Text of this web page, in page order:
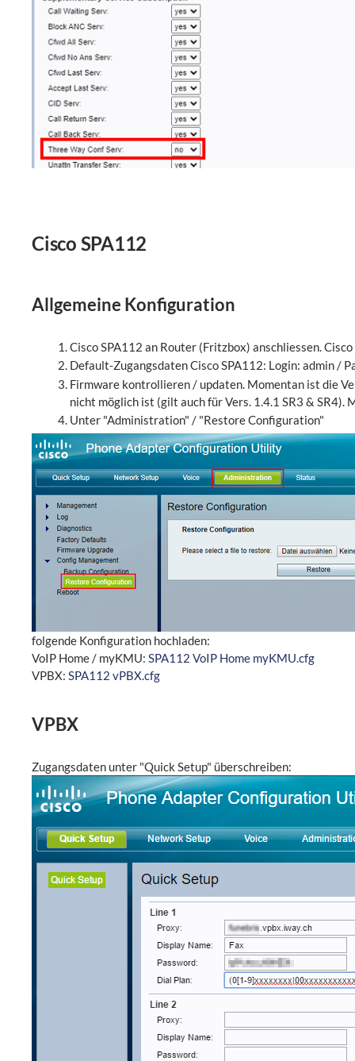
Cisco SPA112
Allgemeine Konfiguration
Cisco SPA112 an Router (Fritzbox) anschliessen.
Default-Zugangsdaten Cisco SPA112: Login: admin /
Firmware kontrollieren / updaten. Momentan ist die
nicht möglich ist (gilt auch für Vers. 1.4.1 SR3 &
Unter "Administration" / "Restore Configuration"
folgende Konfiguration hochladen:
VoIP Home / myKMU: SPA112 VoIP Home myKMU.cfg
VPBX: SPA112 vPBX.cfg
VPBX
Zugangsdaten unter "Quick Setup" überschreiben: